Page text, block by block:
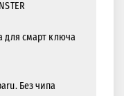
для смарт ключа
Без чипа